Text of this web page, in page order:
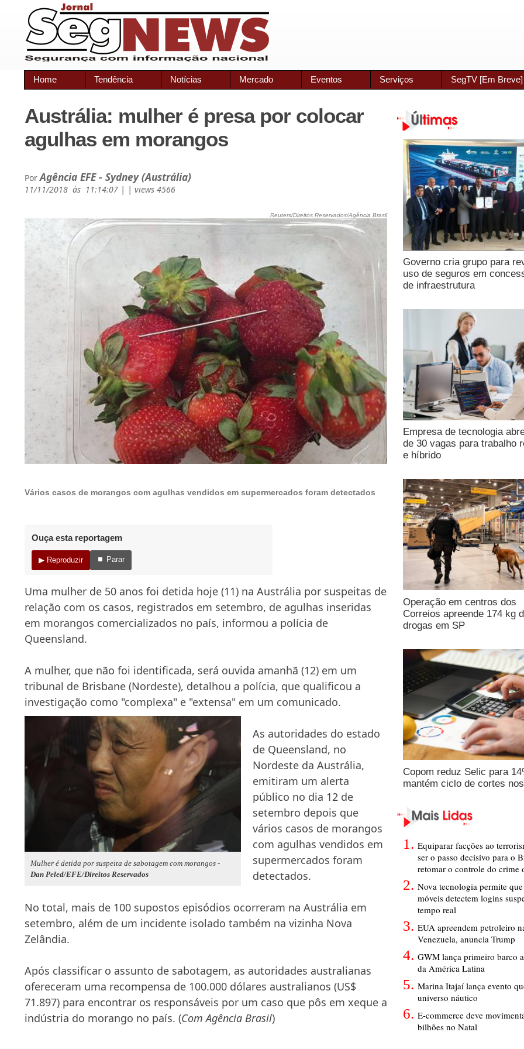
Home Tendência Notícias Mercado Eventos Serviços SegTV [Em Breve]
Austrália: mulher é presa por colocar
agulhas em morangos
PorAgência EFE - Sydney (Austrália)
11/11/2018 às 11:14:07 | | views 4566
Reuters/Direitos Reservados/Agência Brasil
Vários casos de morangos com agulhas vendidos em supermercados foram detectados
Ouça esta reportagem
▶ Reproduzir ⏹ Parar
Uma mulher de 50 anos foi detida hoje (11) na Austrália por suspeitas de
relação com os casos, registrados em setembro, de agulhas inseridas
em morangos comercializados no país, informou a polícia de
Queensland.
A mulher, que não foi identificada, será ouvida amanhã (12) em um
tribunal de Brisbane (Nordeste), detalhou a polícia, que qualificou a
investigação como "complexa" e "extensa" em um comunicado.
Mulher é detida por suspeita de sabotagem com morangos -
Dan Peled/EFE/Direitos Reservados
As autoridades do estado
de Queensland, no
Nordeste da Austrália,
emitiram um alerta
público no dia 12 de
setembro depois que
vários casos de morangos
com agulhas vendidos em
supermercados foram
detectados.
No total, mais de 100 supostos episódios ocorreram na Austrália em
setembro, além de um incidente isolado também na vizinha Nova
Zelândia.
Após classificar o assunto de sabotagem, as autoridades australianas
ofereceram uma recompensa de 100.000 dólares australianos (US$
71.897) para encontrar os responsáveis por um caso que pôs em xeque a
indústria do morango no país. (Com Agência Brasil)
Governo cria grupo para
uso de seguros em
de infraestrutura
Empresa de tecnologia
de 30 vagas para trabalho
e híbrido
Operação em centros dos
Correios apreende 174 kg
drogas em SP
Copom reduz Selic para
mantém ciclo de cortes
Equiparar facções ao
ser o passo decisivo para o
retomar o controle do crime
Nova tecnologia permite
móveis detectem logins
tempo real
EUA apreendem petroleiro
Venezuela, anuncia Trump
GWM lança primeiro barco
da América Latina
Marina Itajaí lança evento
universo náutico
E-commerce deve
bilhões no Natal